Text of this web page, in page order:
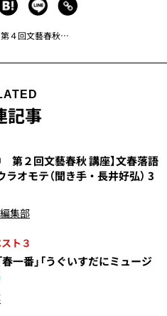
師匠五代目小さん（聞き手・長井好弘） 5月開催
記事
第２回文藝春秋 講座】文春落語
オモテ（聞き手・長井好弘） 3
編集部
ト３
春一番」「うぐいすだにミュージ